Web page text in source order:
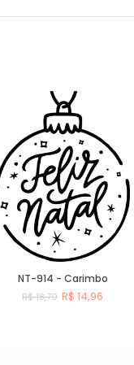
NT-914 - Carimbo
R$ 18,70 R$ 14,96